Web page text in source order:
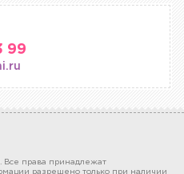
99
права принадлежат
разрешено только при наличии